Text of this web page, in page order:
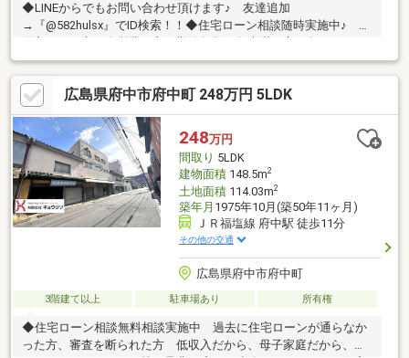
◆LINEからでもお問い合わせ頂けます♪ 友達追加
→『@582hulsx』でID検索！！◆住宅ローン相談随時実施中♪
残債を 住宅ローンにおまとめして月々の支払いを少なくできま
す。 当社提携の銀行でお借入れで低金利にて住宅ローンを借り
入れできます。 ◆府中市内を中心に、数多くのの仲介物件を取
り扱っております。 新築戸建てだけでなく、中古戸建、中古マ
ンション、売土地など幅広くご紹介できます♪一部ＨＰにも掲載し
ております◆当社限定ご成約キャンペーン実施中 詳細は『プレ
ゼント情報』にてご確認下さい。
広島県府中市府中町 248万円 5LDK
248万円
間取り 5LDK
建物面積148.5m2
土地面積114.03m2
築年月 1975年10月(築50年11ヶ月)
ＪＲ福塩線 府中駅 徒歩11分
その他の交通
広島県府中市府中町
3階建て以上 駐車場あり 所有権
◆住宅ローン相談無料相談実施中 過去に住宅ローンが通らなか
った方、審査を断られた方 低収入だから、母子家庭だから、カ